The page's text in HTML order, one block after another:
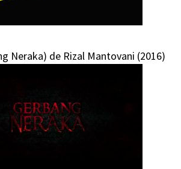
Neraka) de Rizal Mantovani (2016)